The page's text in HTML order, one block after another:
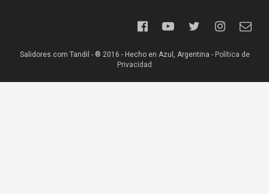
Salidores.com Tandil - ® 2016 - Hecho en Azul, Argentina - Política de
Privacidad